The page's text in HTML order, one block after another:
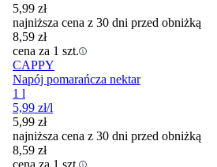
5,99 zł
najniższa cena z 30 dni przed obniżką
8,59 zł
cena za 1 szt.
CAPPY
Napój pomarańcza nektar
1 l
5,99 zł/l
5,99 zł
najniższa cena z 30 dni przed obniżką
8,59 zł
cena za 1 szt.